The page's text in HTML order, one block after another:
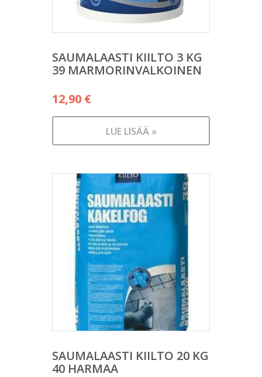
SAUMALAASTI KIILTO 3 KG
39 MARMORINVALKOINEN
12,90 €
LUE LISÄÄ »
SAUMALAASTI KIILTO 20 KG
40 HARMAA